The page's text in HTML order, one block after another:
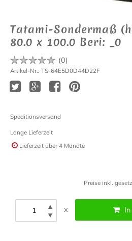
Tatami-Sondermaß
80.0 x 100.0 Beri: _0
(0)
Artikel-Nr.: TS-64E5D0D44D22F
Speditionsversand
Lange Lieferzeit
Lieferzeit über 4 Monate
Preise inkl.
▲
▼
x